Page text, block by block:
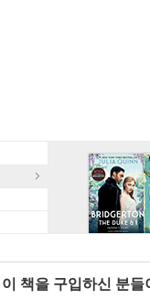
이 책을 구입하신 분